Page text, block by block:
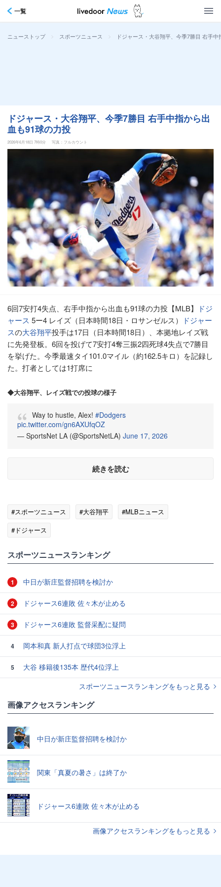
一覧
ニューストップ > スポーツニュース > ドジャース・大谷翔平、今季7勝目 右手
ドジャース・大谷翔平、今季7勝目 右手中指から出
血も91球の力投
2026年6月18日 7時0分 写真：フルカウント
6回7安打4失点、右手中指から出血も91球の力投【MLB】
ドジ
ャース 5ー4 レイズ（日本時間18日・ロサンゼルス）
ドジャー
スの大谷翔平投手は17日（日本時間18日）、本拠地レイズ戦
に先発登板。6回を投げて7安打4奪三振2四死球4失点で7勝目
を挙げた。今季最速タイ101.0マイル（約162.5キロ）を記録し
た。打者としては1打席に
◆大谷翔平、レイズ戦での投球の様子
Way to hustle, Alex! #Dodgers
pic.twitter.com/gn6AXUfqOZ
— SportsNet LA (@SportsNetLA) June 17, 2026
続きを読む
#スポーツニュース #大谷翔平
#MLBニュース
#ドジャース
スポーツニュースランキング
1 中日が新庄監督招聘を検討か
2 ドジャース6連敗 佐々木が止める
3 ドジャース6連敗 監督采配に疑問
4 岡本和真 新人打点で球団3位浮上
5
大谷 移籍後135本 歴代4位浮上
スポーツニュースランキングをもっと見る
画像アクセスランキング
中日が新庄監督招聘を検討か
関東「真夏の暑さ」は終了か
ドジャース6連敗 佐々木が止める
画像アクセスランキングをもっと見る